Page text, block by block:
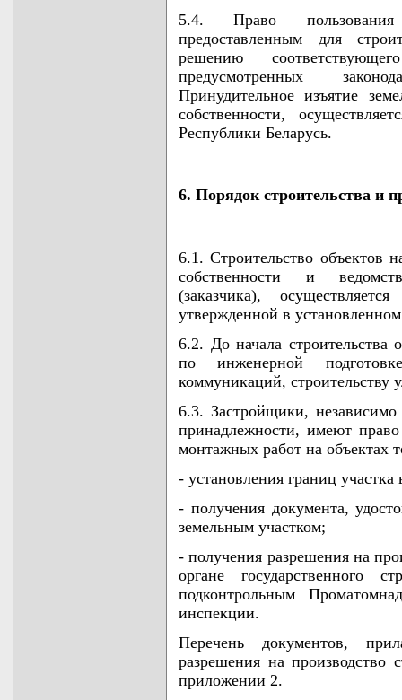
5.4. Право
предоставленным для
решению
предусмотренных
Принудительное изъятие
собственности,
Республики Беларусь.
6. Порядок строительства и
6.1. Строительство объектов
собственности и
(заказчика),
утвержденной в
6.2. До начала
по инженерной
коммуникаций, строительству
6.3. Застройщики,
принадлежности, имеют право
монтажных работ на объектах
- установления границ участка
- получения документа,
земельным участком;
- получения разрешения на
органе государственного
подконтрольным
инспекции.
Перечень документов,
разрешения на производство
приложении 2.